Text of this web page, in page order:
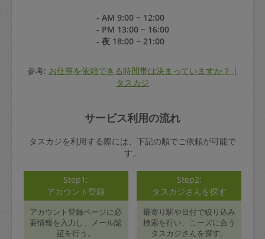
- AM 9:00 ~ 12:00
- PM 13:00 ~ 16:00
- 夜 18:00 ~ 21:00
参考: お仕事を依頼できる時間帯は決まっていますか？ |
タスカジ
サービス利用の流れ
タスカジを利用する際には、下記の順でご依頼が可能で
す。
Step1:
アカウント登録
アカウント登録ページに必
要情報を入力し、メール認
証を行う。
Step2:
タスカジさんを探す
最寄り駅や日付で絞り込み
検索を行い、ニーズに合う
タスカジさんを探す。